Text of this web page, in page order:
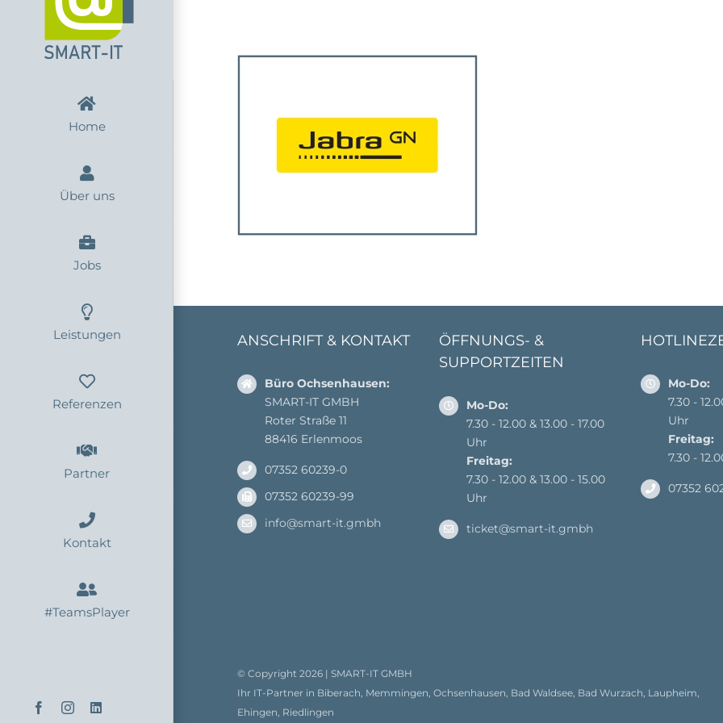
springen
Home
Über uns
Jobs
Leistungen
Referenzen
Partner
Kontakt
#TeamsPlayer
FacebookInstagramLinkedIn
ANSCHRIFT & KONTAKT
Büro Ochsenhausen:
SMART-IT GMBH
Roter Straße 11
88416 Erlenmoos
07352 60239-0
07352 60239-99
info@smart-it.gmbh
ÖFFNUNGS- &
SUPPORTZEITEN
Mo-Do:
7.30 - 12.00 & 13.00 - 17.00
Uhr
Freitag:
7.30 - 12.00 & 13.00 - 15.00
Uhr
ticket@smart-it.gmbh
Mo-Do:
7.30 -
Uhr
Freitag:
7.30 -
07352
© Copyright2026 |SMART-IT GMBH
Ihr IT-Partner in Biberach, Memmingen, Ochsenhausen, Bad Waldsee, Bad Wurzach, Laupheim,
Ehingen, Riedlingen